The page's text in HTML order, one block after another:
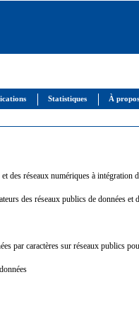
Statistiques À
des réseaux numériques à intégration
des réseaux publics de données et
par caractères sur réseaux publics